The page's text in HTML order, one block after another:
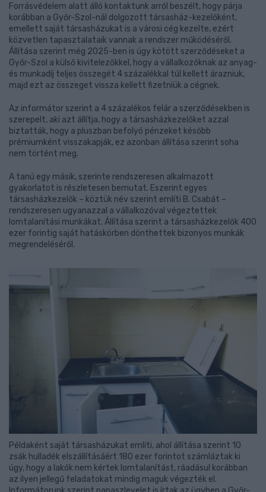
Forrásvédelem alatt álló kontaktunk arról beszélt, hogy párja
korábban a Győr-Szol-nál dolgozott társasház-kezelőként,
emellett saját társasházukat is a városi cég kezelte, ezért
közvetlen tapasztalataik vannak a rendszer működéséről.
Állítása szerint még 2025-ben is úgy kötött szerződéseket a
Győr-Szol a külső kivitelezőkkel, hogy a vállalkozóknak az anyag-
és munkadíj teljes összegét 4 százalékkal túl kellett árazniuk,
majd ezt az összeget vissza kellett fizetniük a cégnek.
Az informátor szerint a 4 százalékos felár a szerződésekben is
szerepelt, aki azt állítja, hogy a társasházkezelőket azzal
biztatták, hogy a pluszban befolyó pénzeket később
prémiumként visszakapják, ez azonban állítása szerint soha
nem történt meg.
A tanú egy másik, szerinte rendszeresen alkalmazott
gyakorlatot is részletesen bemutat. Eszerint egyes
társasházkezelők – köztük név szerint említi B. Csabát –
rendszeresen ugyanazzal a vállalkozóval végeztettek
lomtalanítási munkákat. Állítása szerint a társasházkezelők 400
ezer forintig saját hatáskörben dönthettek bizonyos munkák
megrendeléséről.
Példaként saját társasházukat említi, ahol állítása szerint 10
zsák hulladék elszállításáért 180 ezer forintot számláztak ki
úgy, hogy a lakók nem kértek lomtalanítást, ráadásul korábban
az ilyen jellegű feladatokat mindig maguk végezték el.